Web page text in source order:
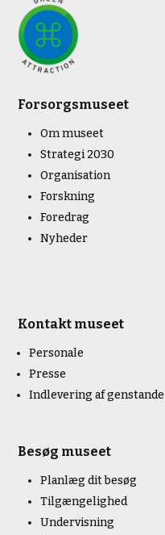
Forsorgsmuseet
Om museet
Strategi 2030
Organisation
Forskning
Foredrag
Nyheder
Kontakt museet
Personale
Presse
Indlevering af genstande
Besøg museet
Planlæg dit besøg
Tilgængelighed
Undervisning